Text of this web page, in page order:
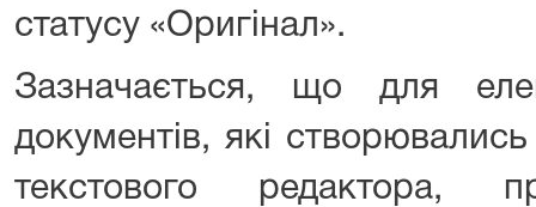
статусу «Оригінал».
Зазначається, що для
документів, які
текстового редактора,